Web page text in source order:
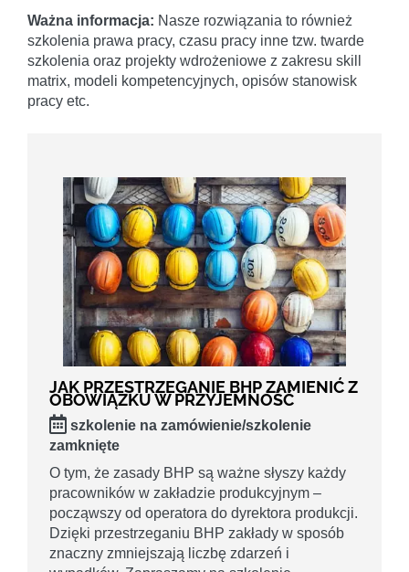
Ważna informacja: Nasze rozwiązania to również
szkolenia prawa pracy, czasu pracy inne tzw. twarde
szkolenia oraz projekty wdrożeniowe z zakresu skill
matrix, modeli kompetencyjnych, opisów stanowisk
pracy etc.
JAK PRZESTRZEGANIE BHP ZAMIENIĆ Z
OBOWIĄZKU W PRZYJEMNOŚĆ
szkolenie na zamówienie/szkolenie
zamknięte
O tym, że zasady BHP są ważne słyszy każdy
pracowników w zakładzie produkcyjnym –
począwszy od operatora do dyrektora produkcji.
Dzięki przestrzeganiu BHP zakłady w sposób
znaczny zmniejszają liczbę zdarzeń i